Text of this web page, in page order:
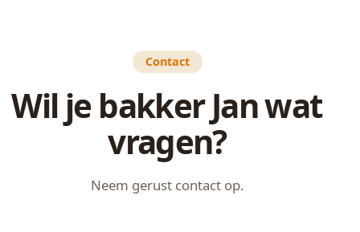
Contact
Wil je bakker Jan wat
vragen?
Neem gerust contact op.